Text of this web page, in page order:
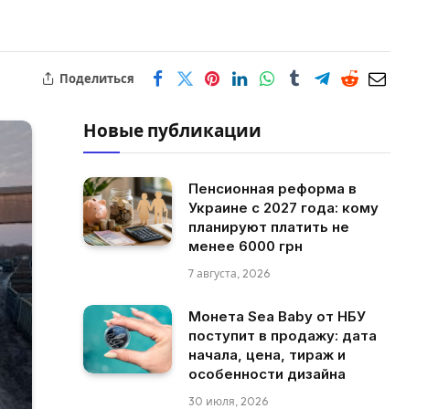
Поделиться
Новые публикации
Пенсионная реформа в
Украине с 2027 года: кому
планируют платить не
менее 6000 грн
7 августа, 2026
Монета Sea Baby от НБУ
поступит в продажу: дата
начала, цена, тираж и
особенности дизайна
30 июля, 2026